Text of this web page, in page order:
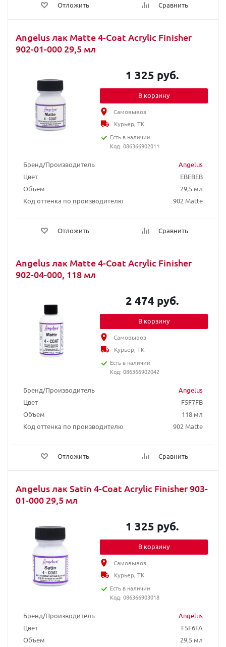
Отложить Сравнить
Angelus лак Matte 4-Coat Acrylic Finisher
902-01-000 29,5 мл
Бренд/Производитель
Angelus
Цвет
EBEBEB
Объем
29,5 мл
Код оттенка по производителю
902 Matte
Отложить Сравнить
1 325 руб.
В корзину
Самовывоз
Курьер, ТК
Есть в наличии
Код: 086366902011
Angelus лак Matte 4-Coat Acrylic Finisher
902-04-000, 118 мл
Бренд/Производитель
Angelus
Цвет
F5F7FB
Объем
118 мл
Код оттенка по производителю
902 Matte
Отложить Сравнить
2 474 руб.
В корзину
Самовывоз
Курьер, ТК
Есть в наличии
Код: 086366902042
Angelus лак Satin 4-Coat Acrylic Finisher 903-
01-000 29,5 мл
Бренд/Производитель
Angelus
Цвет
F5F6FA
Объем
29,5 мл
1 325 руб.
В корзину
Самовывоз
Курьер, ТК
Есть в наличии
Код: 086366903018